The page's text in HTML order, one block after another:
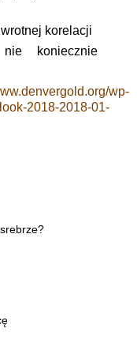
korelacji
koniecznie
wp-
2018-2018-01-